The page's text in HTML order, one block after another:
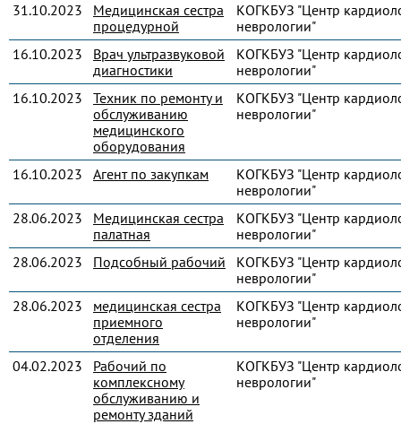
31.10.2023
Медицинская сестра
процедурной
КОГКБУЗ "Центр
неврологии"
16.10.2023
Врач ультразвуковой
диагностики
КОГКБУЗ "Центр
неврологии"
16.10.2023
Техник по ремонту и
обслуживанию
медицинского
оборудования
КОГКБУЗ "Центр
неврологии"
16.10.2023 Агент по закупкам
КОГКБУЗ "Центр
неврологии"
28.06.2023
Медицинская сестра
палатная
КОГКБУЗ "Центр
неврологии"
28.06.2023
Подсобный рабочий
КОГКБУЗ "Центр
неврологии"
28.06.2023
медицинская сестра
приемного
отделения
КОГКБУЗ "Центр
неврологии"
04.02.2023
Рабочий по
комплексному
обслуживанию и
ремонту зданий
КОГКБУЗ "Центр
неврологии"